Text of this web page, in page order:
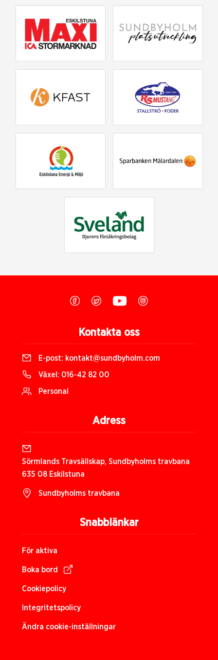
Snabblänkar
För aktiva
Boka bord
Cookiepolicy
Integritetspolicy
Ändra cookie-inställningar
Kontakta oss
E-post: kontakt@sundbyholm.com
Växel: 016-42 82 00
Personal
Adress
Sörmlands Travsällskap, Sundbyholms travbana
635 08 Eskilstuna
Sundbyholms travbana